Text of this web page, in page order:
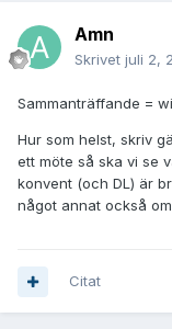
Amn
Skrivet juli 2,
Sammanträffande =
Hur som helst, skriv
ett möte så ska vi se
konvent (och DL) är
något annat också
Citat